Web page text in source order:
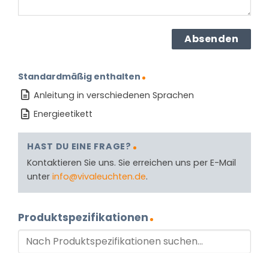
Standardmäßig enthalten
Anleitung in verschiedenen Sprachen
Energieetikett
HAST DU EINE FRAGE?
Kontaktieren Sie uns. Sie erreichen uns per E-Mail
unter info@vivaleuchten.de.
Produktspezifikationen